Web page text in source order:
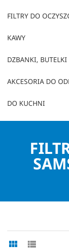
FILTRY DO
KAWY
DZBANKI, BUTELKI
AKCESORIA DO
DO KUCHNI